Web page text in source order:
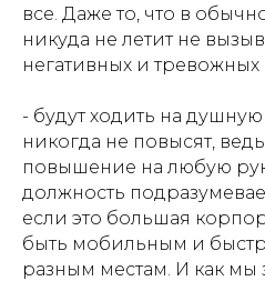
все. Даже то, что в
никуда не летит не
негативных и
- будут ходить на душную
никогда не повысят,
повышение на любую
должность
если это большая
быть мобильным и
разным местам. И как мы